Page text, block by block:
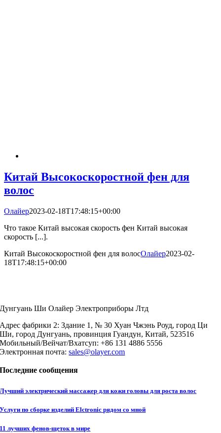
Китай Высокоскоростной фен для
волос
Олайер2023-02-18T17:48:15+00:00
Что такое Китай высокая скорость фен Китай высокая
скорость [...].
Китай Высокоскоростной фен для волосОлайер2023-02-
18T17:48:15+00:00
Дунгуань Ши Олайер Электроприборы Лтд
Адрес фабрики 2: Здание 1, № 30 Хуан Чжэнь Роуд, город Ци
Ши, город Дунгуань, провинция Гуандун, Китай, 523516
Мобильный/Вейчат/Вхатсуп: +86 131 4886 5556
Электронная почта:sales@olayer.com
Последние сообщения
Лучший электрический массажер для кожи головы для роста волос
Услуги по сборке изделий Elctronic рядом со мной
11 лучших фенов-щеток в мире